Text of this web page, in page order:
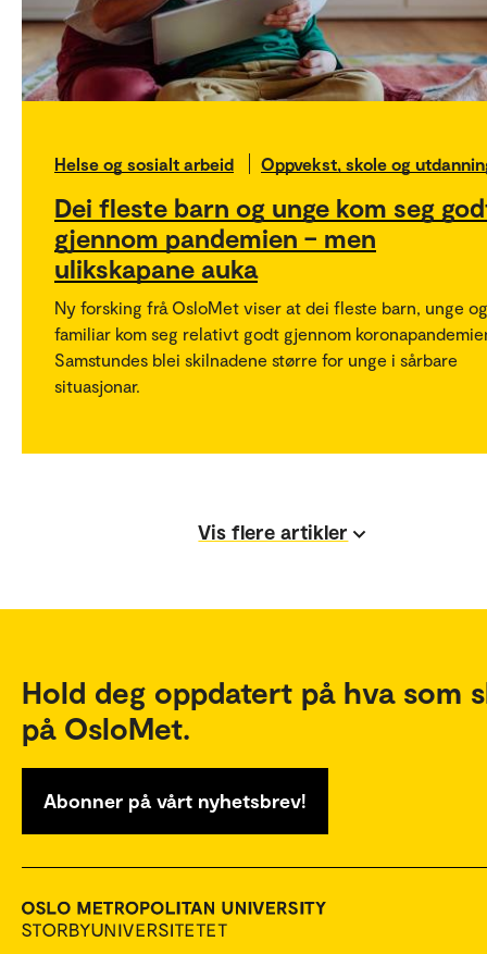
Helse og sosialt arbeid Oppvekst, skole og
Dei fleste barn og unge kom seg
gjennom pandemien – men
ulikskapane auka
Ny forsking frå OsloMet viser at dei fleste barn, unge og
familiar kom seg relativt godt gjennom
Samstundes blei skilnadene større for unge i sårbare
situasjonar.
Vis flere artikler
Hold deg oppdatert på hva som
på OsloMet.
Abonner på vårt nyhetsbrev!